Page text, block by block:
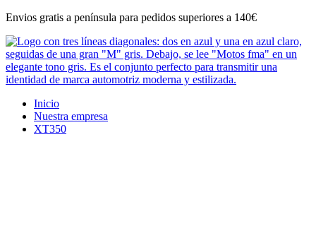
Ir
contenido
Envios gratis a península para pedidos superiores a 140€
Inicio
Nuestra empresa
XT350